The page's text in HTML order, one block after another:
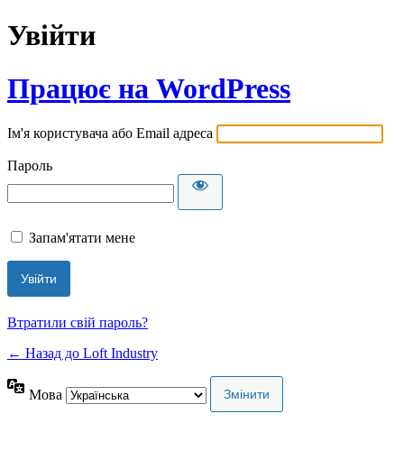
Увійти
Працює на WordPress
Ім'я користувача або Email адреса
Пароль
Запам'ятати мене
Втратили свій пароль?
← Назад до Loft Industry
Мова